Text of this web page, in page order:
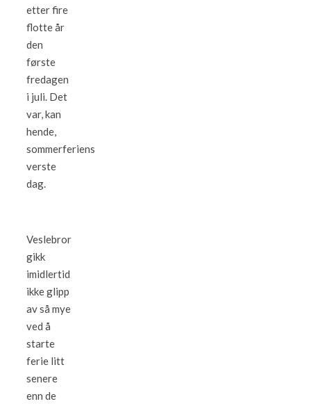
etter fire
flotte år
den
første
fredagen
i juli. Det
var, kan
hende,
sommerferiens
verste
dag.
Veslebror
gikk
imidlertid
ikke glipp
av så mye
ved å
starte
ferie litt
senere
enn de